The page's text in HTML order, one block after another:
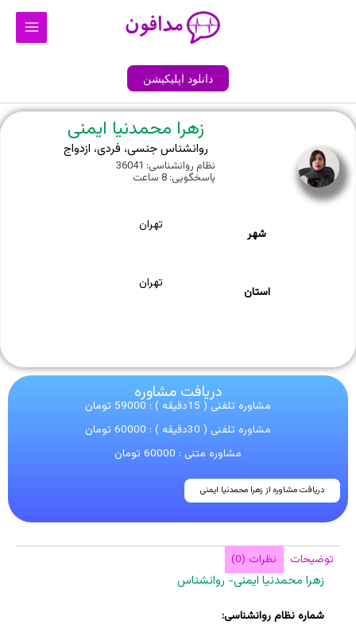
Main
دانلود اپلیکیشن
زهرا محمدنیا ایمنی
روانشناس جنسی، فردی، ازدواج
نظام روانشناسی: 36041
پاسخگویی: 8 ساعت
شهر
تهران
استان
تهران
دریافت مشاوره
مشاوره تلفنی ( 15دقیقه ) : 59000 تومان
مشاوره تلفنی ( 30دقیقه ) : 60000 تومان
مشاوره متنی : 60000 تومان
دریافت مشاوره از زهرا محمدنیا ایمنی
توضیحات نظرات (0)
زهرا محمدنیا ایمنی- روانشناس
شماره نظام روانشناسی: